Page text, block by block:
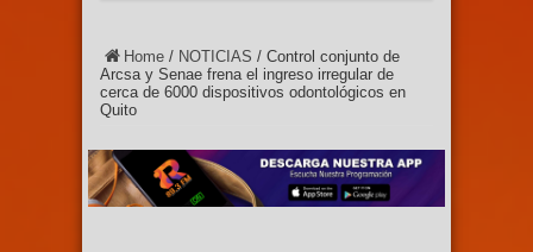
Home / NOTICIAS / Control conjunto de
Arcsa y Senae frena el ingreso irregular de
cerca de 6000 dispositivos odontológicos en
Quito